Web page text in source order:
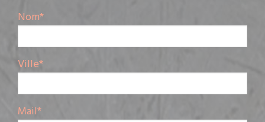
Nom*
Ville*
Mail*